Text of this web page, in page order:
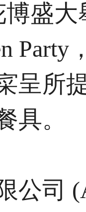
博盛
呈所
具。
公司